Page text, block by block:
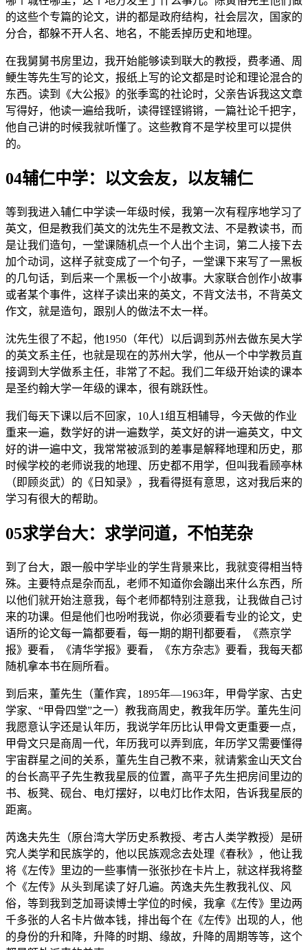
的这些个专篇的论文，讲的都是政府结构，社会层次，国家的
分合，都躲不开人名、地名，不能丢掉历史和地理。
在我舅舅书房里边，我开始能够读到联大的教授，费孝通、周
鲠生等先生写的论文，报纸上写的论文都是时论和理论混合的
东西。读到《大公报》的张季鸾的社论时，父亲告诉我这文章
写得好，他读一遍给我听，读得铿铿锵锵，一篇社论千把字，
他自己讲的时候我就听懂了。这些教育不是学校里可以提供
的。
04辅仁中学：以文会友，以友辅仁
等到我进入辅仁中学读一年级时候，我第一次有程序地学习了
英文，但是教我们英文的沈先生不是教文法、不是教读书，而
是让我们造句，一堂课随机点一个人出个主词，第二人接下去
加个动词，这样子就变成了一个句子，一堂课下来写了一黑板
的几句话，到后来一个黑板一个小故事。大家联合创作小故事
或者某个事件，这样子读出来的英文，不背文法书，不背英文
作文，就是造句，跟别人的做法不太一样。
沈先生很了不起，他1950（年代）以后调到苏州去做东吴大学
的英文系主任，也就是现在的苏州大学，他从一个中学教员直
接调到大学做系主任，非常了不起。我们二年级开始读的课本
是圣约翰大学一年级的课本，很有跳跃性。
我们每天下课以后不回家，10人1组互相辅导，今天做的作业
重来一遍，数学好的讲一遍数学，英文好的讲一遍英文，中文
好的讲一遍中文，我常常被派到的差事是解释地理和历史，那
时候学校的老师说我的地理、历史都不用学，但叫我看顾亭林
（即顾炎武）的《日知录》，我看得挺有意思，这对我后来的
学习有很大的帮助。
05求学台大：求学问道，不怕芜杂
到了台大，跟一般中学毕业的学生背景来比，我就变得相当特
殊。主要特点是杂而乱，老师不知道你会蹦出来什么东西，所
以他们就开始注意我，每个老师都特别注意我，让我做自己讨
来的功课。但是他们也吩咐我说，你必须要看专业的论文，史
语所的论文每一篇都要看，每一期的期刊都要看，《燕京学
报》要看，《清华学报》要看，《东方杂志》要看，我每天都
随机拿本书在厕所看。
到后来，董先生（董作宾，1895年—1963年，甲骨学家、古史
学家、“甲骨四堂”之一）教我商周史，教我年历学。董先生问
我愿意认字还是认年历，我说学年历比认甲骨文更重要一点，
甲骨文只是商周一代，年历我可以弄到底，年历学又需要懂得
宇宙群星之间的关系，董先生自己教不来，就请紫金山天文台
的台长高平子先生教我星辰的位置，高平子先生把房间里边的
书、板凳、砚台、电灯摆好，以电灯比作太阳，告诉我星辰的
距离。
芮逸夫先生（原台湾大学历史系教授、考古人类学教授）是研
究人类学和民族学的，他以民族观念去处理《春秋》，他让我
将《左传》里边的一些事情一张张抄在卡片上，就这样我将整
个《左传》从头到尾读了好几遍。芮逸夫先生教我礼仪、风
俗，等到我到芝加哥读博士学位的时候，我拿《左传》里边两
千多张的人名卡片做本钱，排出每个在《左传》出现的人，他
的身份的升和降，升降的时期、缘故，升降的周期等等，这个